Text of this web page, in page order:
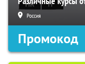
Россия
Промокод